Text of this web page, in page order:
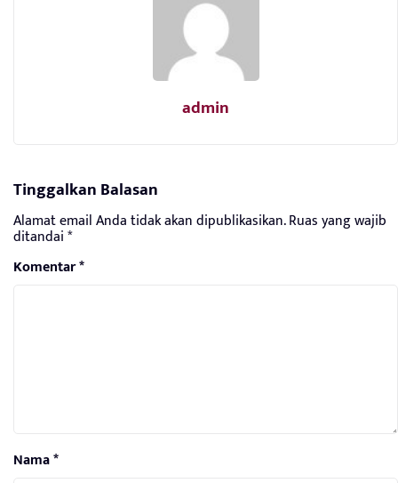
admin
Tinggalkan Balasan
Alamat email Anda tidak akan dipublikasikan.Ruas yang wajib
ditandai*
Komentar*
Nama*